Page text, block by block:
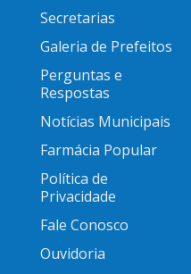
Secretarias
Galeria de Prefeitos
Perguntas e
Respostas
Notícias Municipais
Farmácia Popular
Política de
Privacidade
Fale Conosco
Ouvidoria